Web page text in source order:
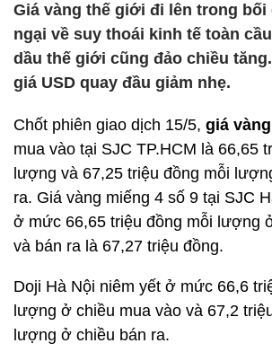
Giá vàng thế giới đi lên trong
ngại về suy thoái kinh tế toàn
dầu thế giới cũng đảo chiều
giá USD quay đầu giảm nhẹ.
Chốt phiên giao dịch 15/5, giá vàng
mua vào tại SJC TP.HCM là 66,65
lượng và 67,25 triệu đồng mỗi
ra. Giá vàng miếng 4 số 9 tại SJC
ở mức 66,65 triệu đồng mỗi lượng
và bán ra là 67,27 triệu đồng.
Doji Hà Nội niêm yết ở mức 66,6
lượng ở chiều mua vào và 67,2
lượng ở chiều bán ra.